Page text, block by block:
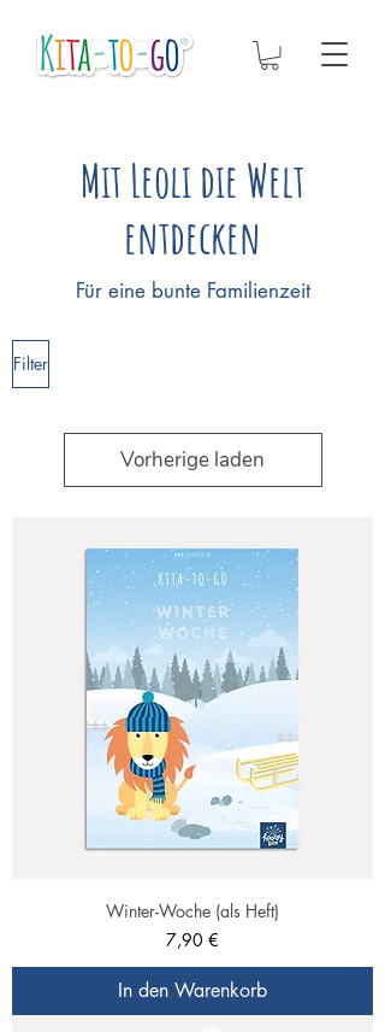
Mit Leoli die Welt
entdecken
Für eine bunte Familienzeit
Filter
Vorherige laden
Winter-Woche (als Heft)
Preis
7,90 €
In den Warenkorb